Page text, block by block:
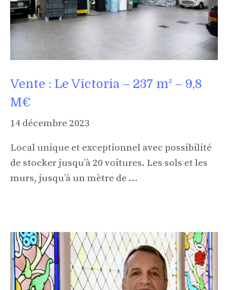
Vente : Le Victoria – 237 m² – 9,8
M€
14 décembre 2023
Local unique et exceptionnel avec possibilité
de stocker jusqu’à 20 voitures. Les sols et les
murs, jusqu’à un mètre de …